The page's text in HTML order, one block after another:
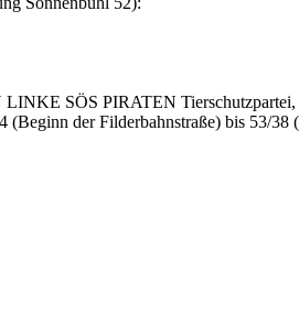
SÖS PIRATEN
der Filderbahnstraße) bis 53/38